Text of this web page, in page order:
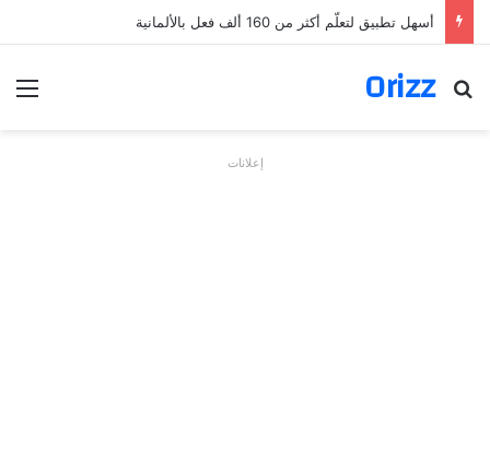
أسهل تطبيق لتعلّم أكثر من 160 ألف فعل بالألمانية
Orizz
بحث عن
إعلانات